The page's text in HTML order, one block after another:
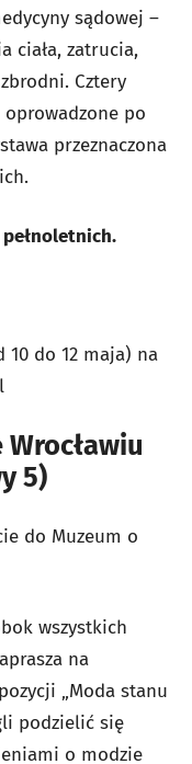
sądowej –
ciała, zatrucia,
Cztery
po
przeznaczona
10 do 12 maja) na
5)
do Muzeum o
wszystkich
na
„Moda stanu
podzielić się
o modzie